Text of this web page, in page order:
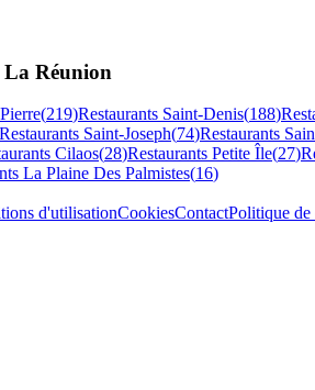
La Réunion
(219)Restaurants Saint-Denis(188)
Restaurants Saint-Joseph(74)Restaurants
Cilaos(28)Restaurants Petite Île(27)
La Plaine Des Palmistes(16)
d'utilisationCookiesContactPolitique